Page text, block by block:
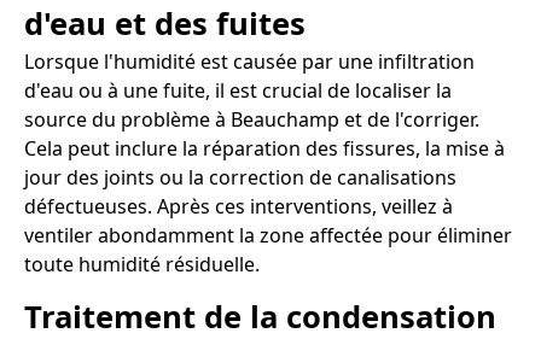
d'eau et des fuites
Lorsque l'humidité est causée par une infiltration
d'eau ou à une fuite, il est crucial de localiser la
source du problème à Beauchamp et de l'corriger.
Cela peut inclure la réparation des fissures, la mise à
jour des joints ou la correction de canalisations
défectueuses. Après ces interventions, veillez à
ventiler abondamment la zone affectée pour éliminer
toute humidité résiduelle.
Traitement de la condensation